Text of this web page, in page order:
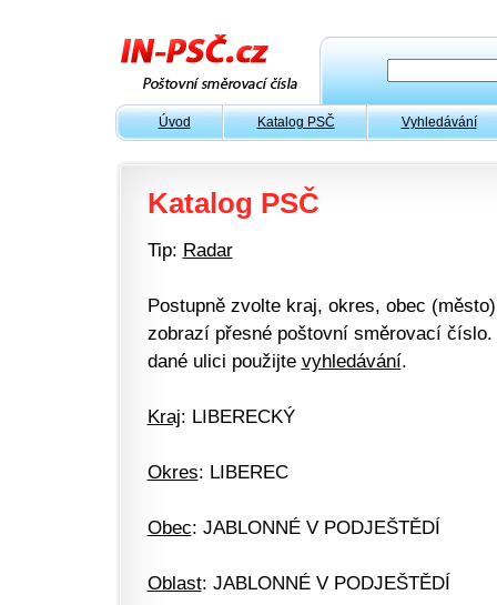
Úvod Katalog PSČ Vyhledávání
Katalog PSČ
Tip: Radar
Postupně zvolte kraj, okres, obec
zobrazí přesné poštovní směrovací
dané ulici použijte vyhledávání.
Kraj: LIBERECKÝ
Okres: LIBEREC
Obec: JABLONNÉ V PODJEŠTĚDÍ
Oblast: JABLONNÉ V PODJEŠTĚDÍ